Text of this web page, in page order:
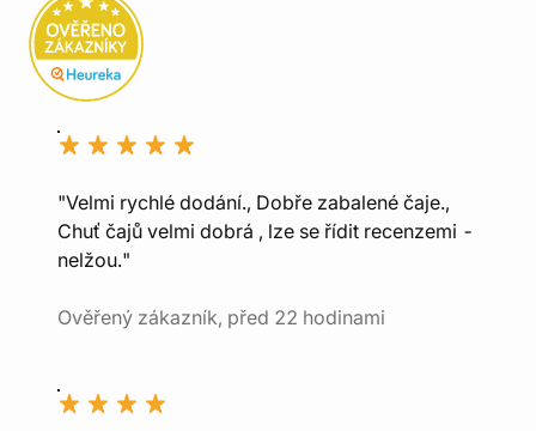
"Velmi rychlé dodání., Dobře zabalené čaje.,
Chuť čajů velmi dobrá , lze se řídit recenzemi -
nelžou."
Ověřený zákazník, před 22 hodinami